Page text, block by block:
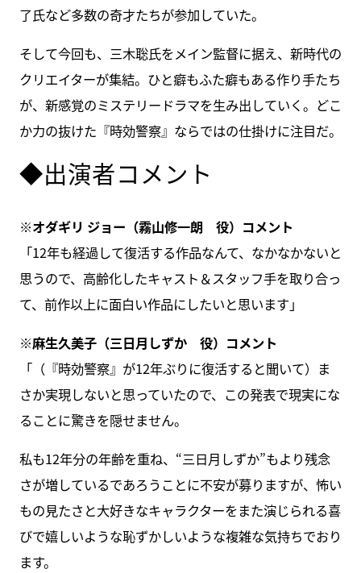
了氏など多数の奇才たちが参加していた。
そして今回も、三木聡氏をメイン監督に据え、新時代の
クリエイターが集結。ひと癖もふた癖もある作り手たち
が、新感覚のミステリードラマを生み出していく。どこ
か力の抜けた『時効警察』ならではの仕掛けに注目だ。
◆出演者コメント
※オダギリ ジョー（霧山修一朗 役）コメント
「12年も経過して復活する作品なんて、なかなかないと
思うので、高齢化したキャスト＆スタッフ手を取り合っ
て、前作以上に面白い作品にしたいと思います」
※麻生久美子（三日月しずか 役）コメント
「（『時効警察』が12年ぶりに復活すると聞いて）ま
さか実現しないと思っていたので、この発表で現実にな
ることに驚きを隠せません。
私も12年分の年齢を重ね、“三日月しずか”もより残念
さが増しているであろうことに不安が募りますが、怖い
もの見たさと大好きなキャラクターをまた演じられる喜
びで嬉しいような恥ずかしいような複雑な気持ちでおり
ます。